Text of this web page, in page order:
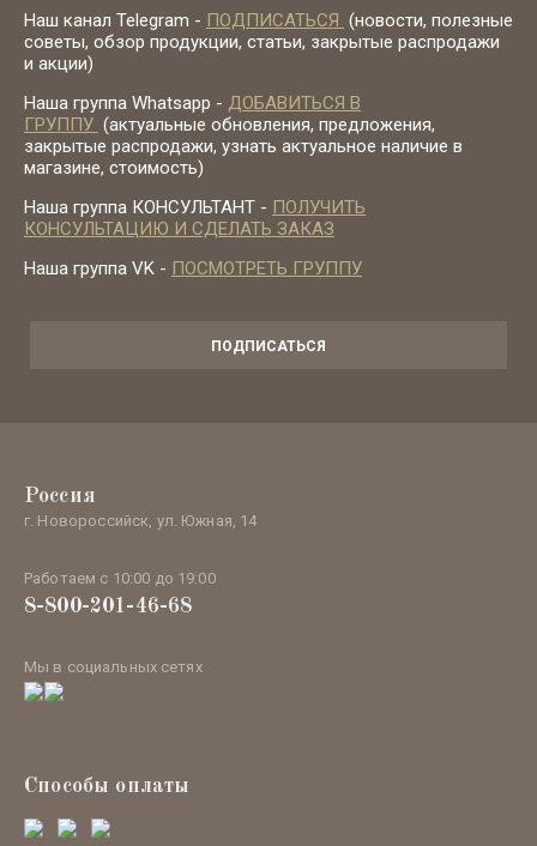
Наш канал Telegram - ПОДПИСАТЬСЯ (новости, полезные
советы, обзор продукции, статьи, закрытые распродажи
и акции)
Наша группа Whatsapp - ДОБАВИТЬСЯ В
ГРУППУ (актуальные обновления, предложения,
закрытые распродажи, узнать актуальное наличие в
магазине, стоимость)
Наша группа КОНСУЛЬТАНТ - ПОЛУЧИТЬ
КОНСУЛЬТАЦИЮ И СДЕЛАТЬ ЗАКАЗ
Наша группа VK - ПОСМОТРЕТЬ ГРУППУ
ПОДПИСАТЬСЯ
Россия
г. Новороссийск, ул. Южная, 14
Работаем с 10:00 до 19:00
8-800-201-46-68
Мы в социальных сетях
Способы оплаты